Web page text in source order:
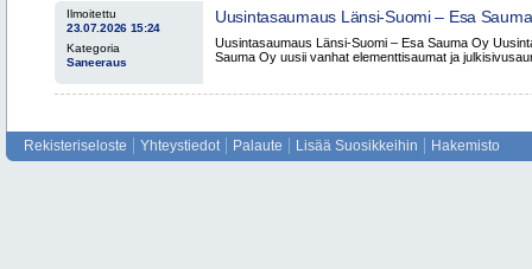
Ilmoitettu
23.07.2026 15:24
Kategoria
Saneeraus
Uusintasaumaus Länsi-Suomi – Esa
Uusintasaumaus Länsi-Suomi – Esa Sauma Oy
Sauma Oy uusii vanhat elementtisaumat ja
Rekisteriseloste Yhteystiedot Palaute Lisää Suosikkeihin Hakemisto